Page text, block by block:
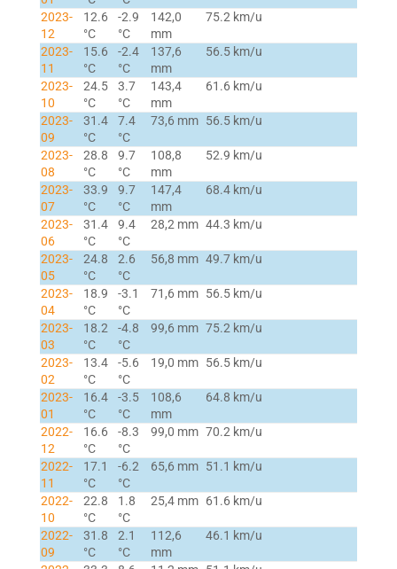
2023-
12
12.6
°C
-2.9
°C
142,0
mm
75.2 km/u
2023-
11
15.6
°C
-2.4
°C
137,6
mm
56.5 km/u
2023-
10
24.5
°C
3.7
°C
143,4
mm
61.6 km/u
2023-
09
31.4
°C
7.4
°C
73,6 mm 56.5 km/u
2023-
08
28.8
°C
9.7
°C
108,8
mm
52.9 km/u
2023-
07
33.9
°C
9.7
°C
147,4
mm
68.4 km/u
2023-
06
31.4
°C
9.4
°C
28,2 mm 44.3 km/u
2023-
05
24.8
°C
2.6
°C
56,8 mm 49.7 km/u
2023-
04
18.9
°C
-3.1
°C
71,6 mm 56.5 km/u
2023-
03
18.2
°C
-4.8
°C
99,6 mm 75.2 km/u
2023-
02
13.4
°C
-5.6
°C
19,0 mm 56.5 km/u
2023-
01
16.4
°C
-3.5
°C
108,6
mm
64.8 km/u
2022-
12
16.6
°C
-8.3
°C
99,0 mm 70.2 km/u
2022-
11
17.1
°C
-6.2
°C
65,6 mm 51.1 km/u
2022-
10
22.8
°C
1.8
°C
25,4 mm 61.6 km/u
2022-
09
31.8
°C
2.1
°C
112,6
mm
46.1 km/u